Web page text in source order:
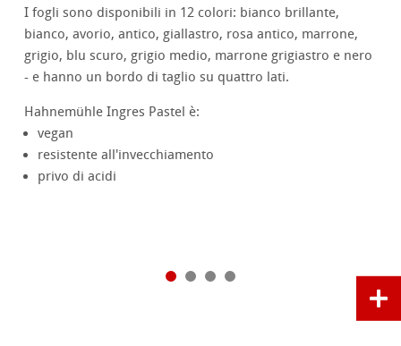
I fogli sono disponibili in 12 colori: bianco brillante,
bianco, avorio, antico, giallastro, rosa antico, marrone,
grigio, blu scuro, grigio medio, marrone grigiastro e nero
- e hanno un bordo di taglio su quattro lati.
Hahnemühle Ingres Pastel è:
vegan
resistente all'invecchiamento
privo di acidi